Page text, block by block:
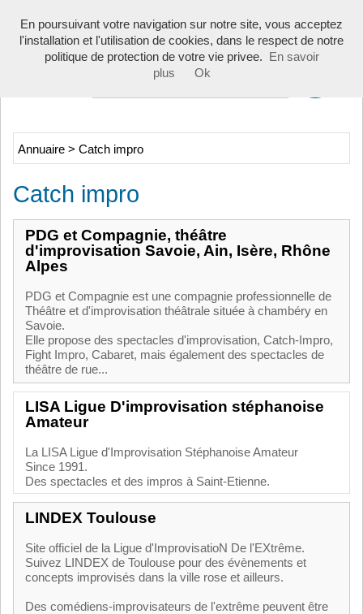
Toggle
Annuaire > Catch impro
Catch impro
PDG et Compagnie, théâtre
d'improvisation Savoie, Ain, Isère, Rhône
Alpes
PDG et Compagnie est une compagnie professionnelle de
Théâtre et d'improvisation théâtrale située à chambéry en
Savoie.
Elle propose des spectacles d'improvisation, Catch-Impro,
Fight Impro, Cabaret, mais également des spectacles de
théâtre de rue...
LISA Ligue D'improvisation stéphanoise
Amateur
La LISA Ligue d'Improvisation Stéphanoise Amateur
Since 1991.
Des spectacles et des impros à Saint-Etienne.
LINDEX Toulouse
Site officiel de la Ligue d'ImprovisatioN De l'EXtrême.
Suivez LINDEX de Toulouse pour des évènements et
concepts improvisés dans la ville rose et ailleurs.
Des comédiens-improvisateurs de l'extrême peuvent être
En poursuivant votre navigation sur notre site, vous acceptez
l'installation et l'utilisation de cookies, dans le respect de notre
politique de protection de votre vie privee.
En savoir
plus
Ok